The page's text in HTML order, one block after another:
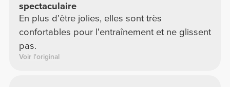
spectaculaire
En plus d'être jolies, elles sont très
confortables pour l'entraînement et ne glissent
pas.
Voir l'original